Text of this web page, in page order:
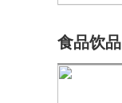
食品饮品